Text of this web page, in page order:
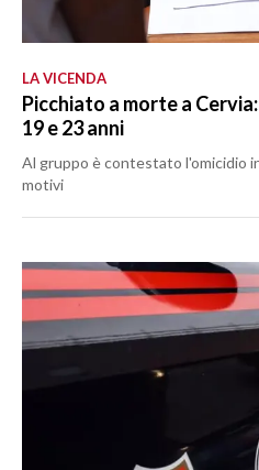
LA VICENDA
Picchiato a morte a
19 e 23 anni
Al gruppo è contestato l'omicidio
motivi